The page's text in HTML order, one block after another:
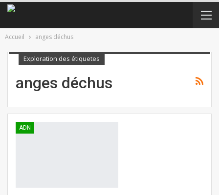
Accueil anges déchus
Exploration des étiquetes
anges déchus
ADN